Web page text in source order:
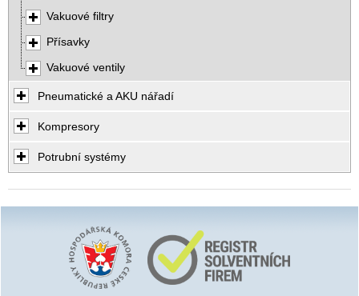
Vakuové filtry
Přísavky
Vakuové ventily
Pneumatické a AKU nářadí
Kompresory
Potrubní systémy